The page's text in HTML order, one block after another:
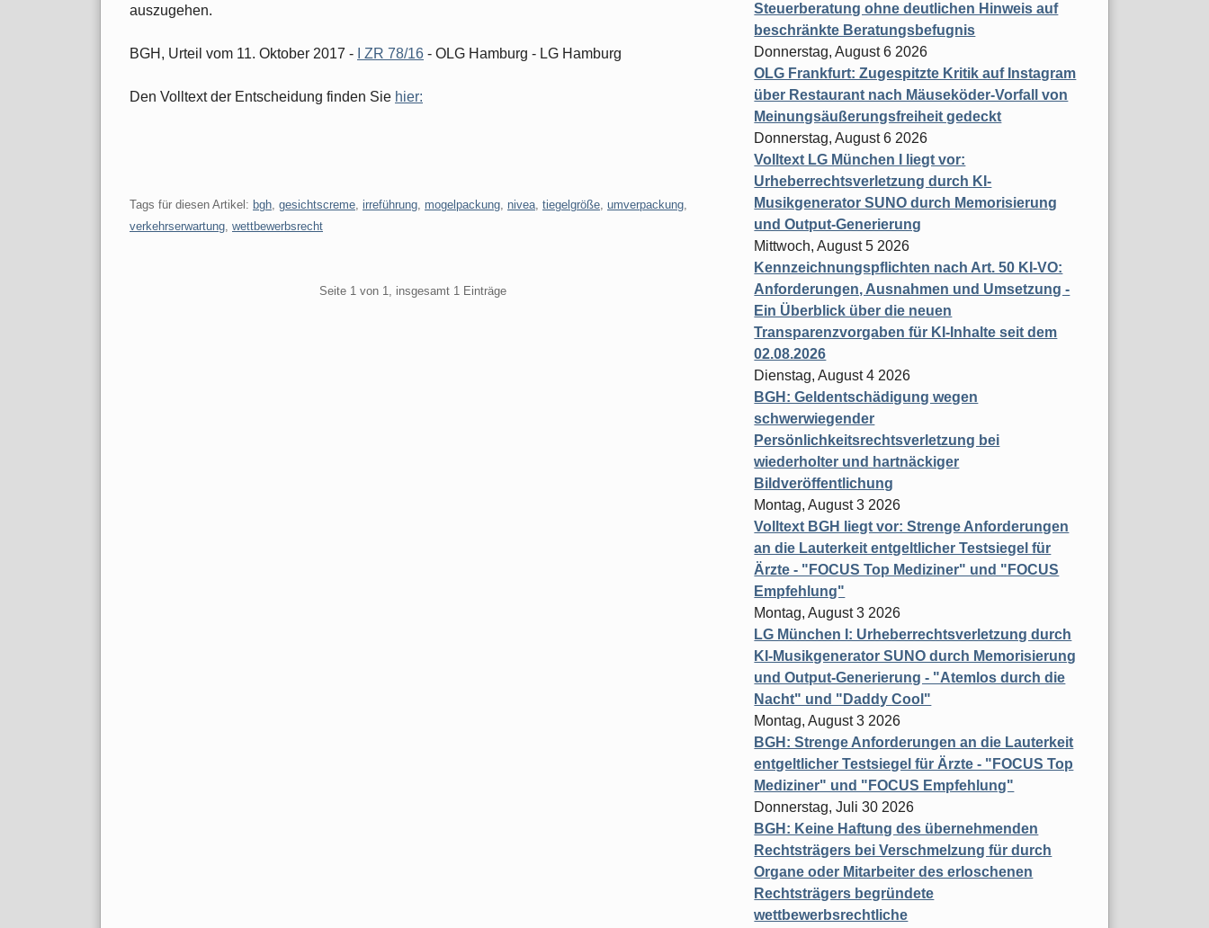
auszugehen.
BGH, Urteil vom 11. Oktober 2017 - I ZR 78/16 - OLG Hamburg - LG Hamburg
Den Volltext der Entscheidung finden Sie hier:
Tags für diesen Artikel: bgh gesichtscreme irreführung mogelpackung nivea tiegelgröße umverpackung
verkehrserwartung wettbewerbsrecht
Seite 1 von 1, insgesamt 1 Einträge
Steuerberatung ohne deutlichen Hinweis auf
beschränkte Beratungsbefugnis
Donnerstag, August 6 2026
OLG Frankfurt: Zugespitzte Kritik auf Instagram
über Restaurant nach Mäuseköder-Vorfall von
Meinungsäußerungsfreiheit gedeckt
Donnerstag, August 6 2026
Volltext LG München I liegt vor:
Urheberrechtsverletzung durch KI-
Musikgenerator SUNO durch Memorisierung
und Output-Generierung
Mittwoch, August 5 2026
Kennzeichnungspflichten nach Art. 50 KI-VO:
Anforderungen, Ausnahmen und Umsetzung -
Ein Überblick über die neuen
Transparenzvorgaben für KI-Inhalte seit dem
02.08.2026
Dienstag, August 4 2026
BGH: Geldentschädigung wegen
schwerwiegender
Persönlichkeitsrechtsverletzung bei
wiederholter und hartnäckiger
Bildveröffentlichung
Montag, August 3 2026
Volltext BGH liegt vor: Strenge Anforderungen
an die Lauterkeit entgeltlicher Testsiegel für
Ärzte - "FOCUS Top Mediziner" und "FOCUS
Empfehlung"
Montag, August 3 2026
LG München I: Urheberrechtsverletzung durch
KI-Musikgenerator SUNO durch Memorisierung
und Output-Generierung - "Atemlos durch die
Nacht" und "Daddy Cool"
Montag, August 3 2026
BGH: Strenge Anforderungen an die Lauterkeit
entgeltlicher Testsiegel für Ärzte - "FOCUS Top
Mediziner" und "FOCUS Empfehlung"
Donnerstag, Juli 30 2026
BGH: Keine Haftung des übernehmenden
Rechtsträgers bei Verschmelzung für durch
Organe oder Mitarbeiter des erloschenen
Rechtsträgers begründete
wettbewerbsrechtliche